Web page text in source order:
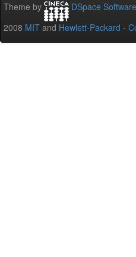
Theme by DSpace Software
2008 MIT and Hewlett-Packard -